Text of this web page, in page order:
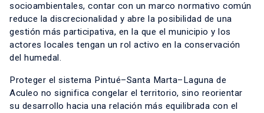
socioambientales, contar con un marco normativo común
reduce la discrecionalidad y abre la posibilidad de una
gestión más participativa, en la que el municipio y los
actores locales tengan un rol activo en la conservación
del humedal.
Proteger el sistema Pintué–Santa Marta–Laguna de
Aculeo no significa congelar el territorio, sino reorientar
su desarrollo hacia una relación más equilibrada con el